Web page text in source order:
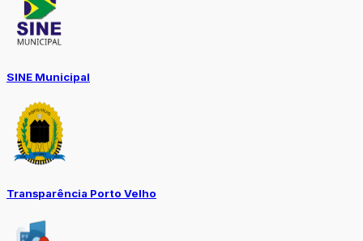
SINE Municipal
Transparência Porto Velho